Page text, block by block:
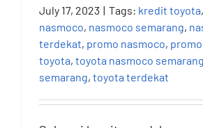
July 17, 2023 | Tags: kredit toyota,
nasmoco, nasmoco semarang,
terdekat, promo nasmoco,
toyota, toyota nasmoco semarang
semarang, toyota terdekat